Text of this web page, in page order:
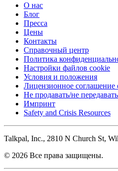
О нас
Блог
Пресса
Цены
Контакты
Справочный центр
Политика
Настройки файлов cookie
Условия и положения
Лицензионное соглашение
Не продавать/не
Импринт
Safety and Crisis Resources
Talkpal, Inc., 2810 N Church St,
© 2026 Все права защищены.